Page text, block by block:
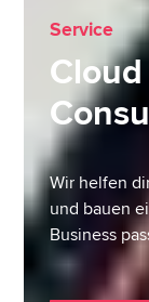
Service
Wir helfen
und bauen
Business